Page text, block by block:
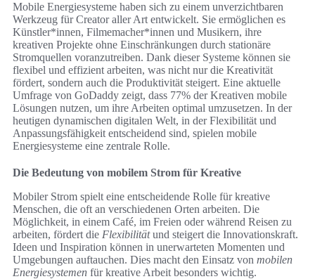
Mobile Energiesysteme haben sich zu einem unverzichtbaren
Werkzeug für Creator aller Art entwickelt. Sie ermöglichen es
Künstler*innen, Filmemacher*innen und Musikern, ihre
kreativen Projekte ohne Einschränkungen durch stationäre
Stromquellen voranzutreiben. Dank dieser Systeme können sie
flexibel und effizient arbeiten, was nicht nur die Kreativität
fördert, sondern auch die Produktivität steigert. Eine aktuelle
Umfrage von GoDaddy zeigt, dass 77% der Kreativen mobile
Lösungen nutzen, um ihre Arbeiten optimal umzusetzen. In der
heutigen dynamischen digitalen Welt, in der Flexibilität und
Anpassungsfähigkeit entscheidend sind, spielen mobile
Energiesysteme eine zentrale Rolle.
Die Bedeutung von mobilem Strom für Kreative
Mobiler Strom spielt eine entscheidende Rolle für kreative
Menschen, die oft an verschiedenen Orten arbeiten. Die
Möglichkeit, in einem Café, im Freien oder während Reisen zu
arbeiten, fördert die Flexibilitätund steigert die Innovationskraft.
Ideen und Inspiration können in unerwarteten Momenten und
Umgebungen auftauchen. Dies macht den Einsatz von mobilen
Energiesystemen für kreative Arbeit besonders wichtig.